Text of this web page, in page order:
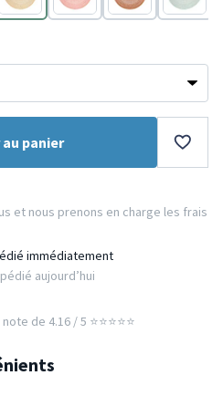
Rose TerracottaVert
panier
et nous prenons en charge les frais
immédiatement
aujourd’hui
de 4.16 / 5 ⭐️⭐️⭐️⭐️⭐️